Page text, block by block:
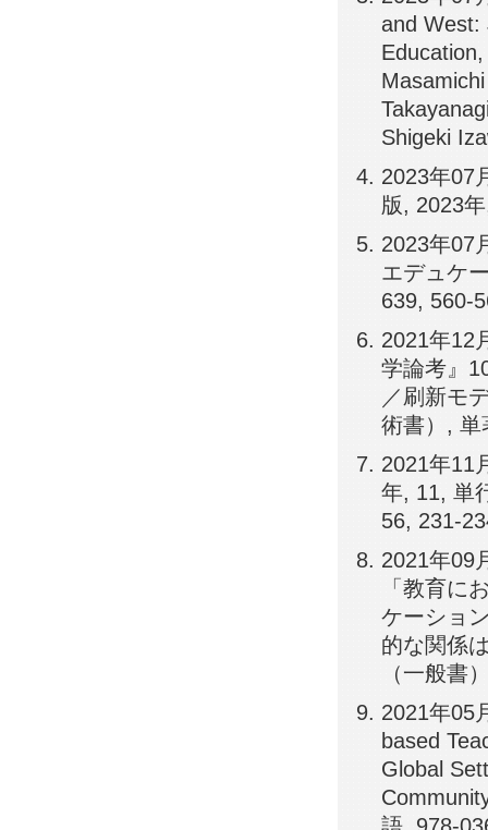
and West:
Shigeki
2023年07
版, 2023
2023年07
エデュケ
639, 560-
2021年12
学論考』
／刷新モ
術書）, 単
2021年11
年, 11, 単
56, 231-
2021年09
「教育に
ケーショ
的な関係
（一般書
2021年05
based
Global